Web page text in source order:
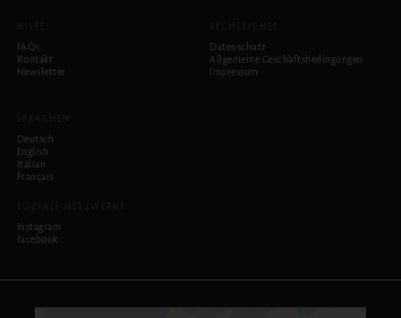
FAQs
Kontakt
Newsletter
Datenschutz
Allgemeine Geschäftsbedingungen
Impressum
Deutsch
English
Italian
Français
SOZIALE NETZWERKE
Instagram
Facebook